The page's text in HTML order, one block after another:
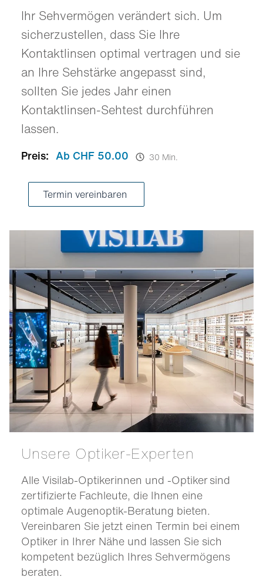
Ihr Sehvermögen verändert sich. Um
sicherzustellen, dass Sie Ihre
Kontaktlinsen optimal vertragen und sie
an Ihre Sehstärke angepasst sind,
sollten Sie jedes Jahr einen
Kontaktlinsen-Sehtest durchführen
lassen.
Preis: Ab CHF 50.00 30 Min.
Termin vereinbaren
Unsere Optiker-Experten
Alle Visilab-Optikerinnen und -Optiker sind
zertifizierte Fachleute, die Ihnen eine
optimale Augenoptik-Beratung bieten.
Vereinbaren Sie jetzt einen Termin bei einem
Optiker in Ihrer Nähe und lassen Sie sich
kompetent bezüglich Ihres Sehvermögens
beraten.